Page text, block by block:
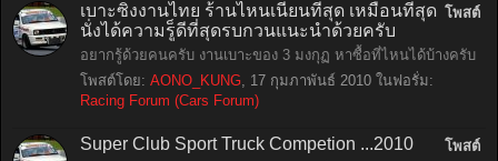
โพสต์
เบาะซิ่งงานไทย ร้านไหนเนียนที่สุด เหมือนที่สุด
นั่งได้ความรู็ดีที่สุดรบกวนแนะนำด้วยครับ
อยากรู้ด้วยคนครับ งานเบาะของ 3 มงกุฏ หาซื้อที่ไหนได้บ้างครับ
โพสต์โดย: AONO_KUNG, 17 กุมภาพันธ์ 2010 ในฟอรั่ม:
Racing Forum (Cars Forum)
โพสต์
Super Club Sport Truck Competion ...2010